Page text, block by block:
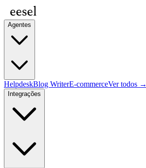
Agentes
HelpdeskBlog WriterE-commerceVer todos →
Integrações